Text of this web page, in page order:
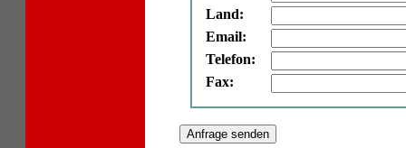
Land:
Email:
Telefon:
Fax: